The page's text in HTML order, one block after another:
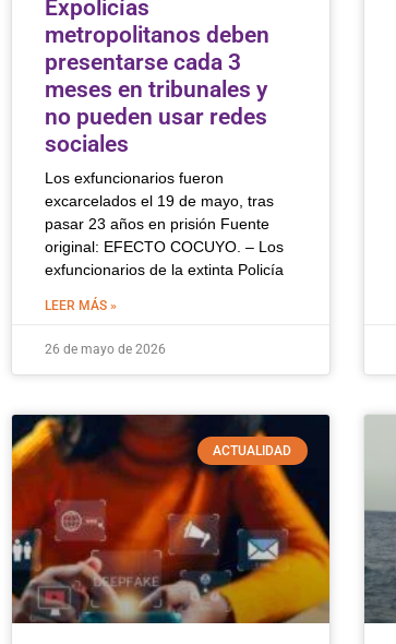
Expolicías
metropolitanos deben
presentarse cada 3
meses en tribunales y
no pueden usar redes
sociales
Los exfuncionarios fueron
excarcelados el 19 de mayo, tras
pasar 23 años en prisión Fuente
original: EFECTO COCUYO. – Los
exfuncionarios de la extinta Policía
LEER MÁS »
26 de mayo de 2026
ACTUALIDAD